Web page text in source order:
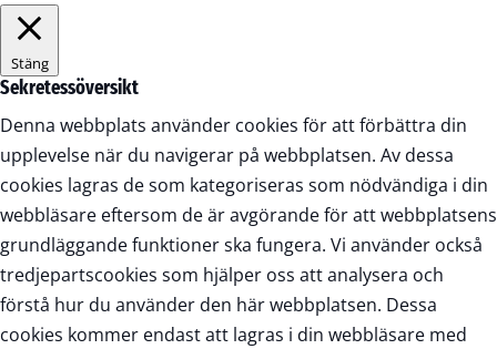
Stäng
Sekretessöversikt
Denna webbplats använder cookies för att förbättra din
upplevelse när du navigerar på webbplatsen. Av dessa
cookies lagras de som kategoriseras som nödvändiga i din
webbläsare eftersom de är avgörande för att webbplatsens
grundläggande funktioner ska fungera. Vi använder också
tredjepartscookies som hjälper oss att analysera och
förstå hur du använder den här webbplatsen. Dessa
cookies kommer endast att lagras i din webbläsare med